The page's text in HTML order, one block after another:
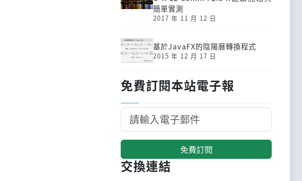
簡單實測
2017 年 11 月 12 日
基於JavaFX的陰陽曆轉換程式
2015 年 12 月 17 日
免費訂閱本站電子報
免費訂閱
交換連結